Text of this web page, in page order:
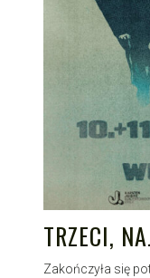
TRZECI,
Zakończyła się